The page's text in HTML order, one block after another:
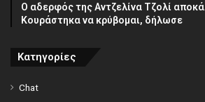
Ο αδερφός της Αντζελίνα Τζολί
Κουράστηκα να κρύβομαι, δήλωσε
Κατηγορίες
Chat